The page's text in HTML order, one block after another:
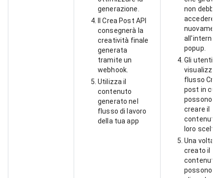
generazione.
Il Crea Post API
consegnerà la
creatività finale
generata
tramite un
webhook.
Utilizza il
contenuto
generato nel
flusso di lavoro
della tua app
non
accedere
all'interno
popup.
Gli utenti
flusso
post in cui
possono
creare il
contenuto
loro scelta.
Una volta
creato il
contenuto,
possono